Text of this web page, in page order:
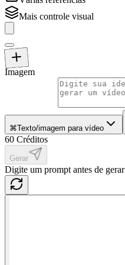
Mais controle visual
Imagem
⌘Texto/imagem para vídeo
60 Créditos
Gerar
Digite um prompt antes de gerar